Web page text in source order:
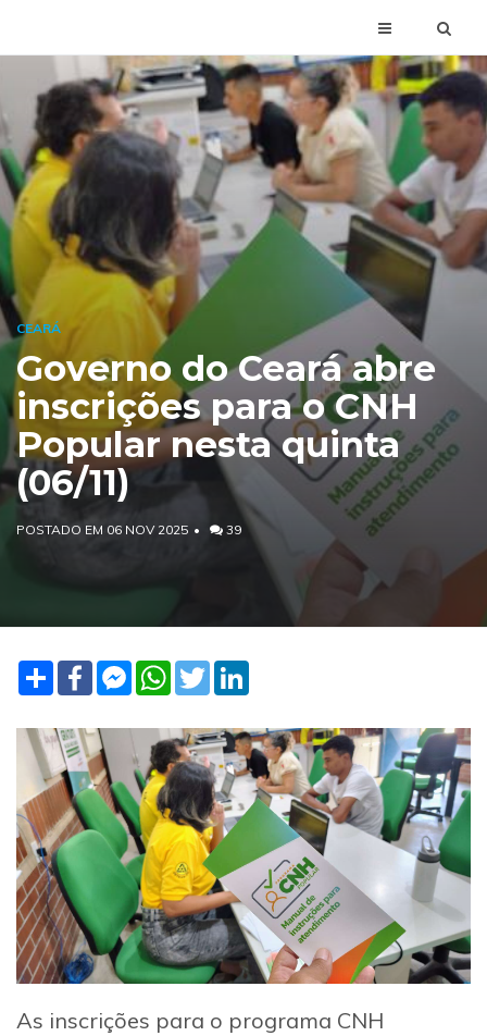
CEARÁ
Governo do Ceará abre
inscrições para o CNH
Popular nesta quinta
(06/11)
POSTADO EM 06 NOV 2025 39
Share FacebookFacebook
Messenger
WhatsApp
Twitter
As inscrições para o programa CNH